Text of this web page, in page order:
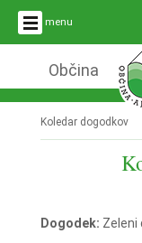
menu
Občina
Koledar dogodkov
Dogodek: Zeleni